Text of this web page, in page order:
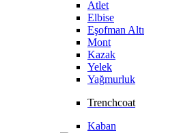
Atlet
Elbise
Eşofman Altı
Mont
Kazak
Yelek
Yağmurluk
Trenchcoat
Kaban